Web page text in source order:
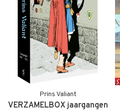
Prins Valiant
VERZAMELBOX jaargangen